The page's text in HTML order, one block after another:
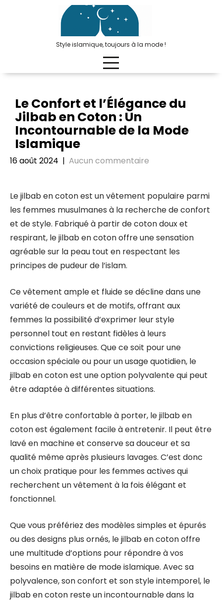
Style islamique, toujours à la mode !
Le Confort et l’Élégance du
Jilbab en Coton : Un
Incontournable de la Mode
Islamique
16 août 2024 | Aucun commentaire
Le jilbab en coton est un vêtement populaire parmi
les femmes musulmanes à la recherche de confort
et de style. Fabriqué à partir de coton doux et
respirant, le jilbab en coton offre une sensation
agréable sur la peau tout en respectant les
principes de pudeur de l’islam.
Ce vêtement ample et fluide se décline dans une
variété de couleurs et de motifs, offrant aux
femmes la possibilité d’exprimer leur style
personnel tout en restant fidèles à leurs
convictions religieuses. Que ce soit pour une
occasion spéciale ou pour un usage quotidien, le
jilbab en coton est une option polyvalente qui peut
être adaptée à différentes situations.
En plus d’être confortable à porter, le jilbab en
coton est également facile à entretenir. Il peut être
lavé en machine et conserve sa douceur et sa
qualité même après plusieurs lavages. C’est donc
un choix pratique pour les femmes actives qui
recherchent un vêtement à la fois élégant et
fonctionnel.
Que vous préfériez des modèles simples et épurés
ou des designs plus ornés, le jilbab en coton offre
une multitude d’options pour répondre à vos
besoins en matière de mode islamique. Avec sa
polyvalence, son confort et son style intemporel, le
jilbab en coton reste un incontournable dans la